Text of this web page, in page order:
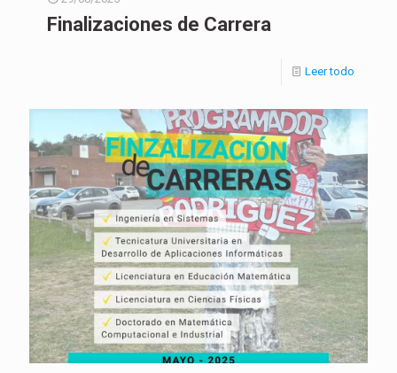
Finalizaciones de Carrera
Leer todo